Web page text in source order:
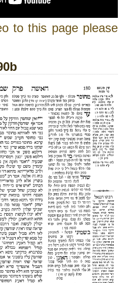
to this page please